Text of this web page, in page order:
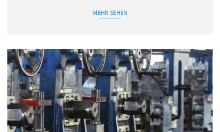
MEHR SEHEN